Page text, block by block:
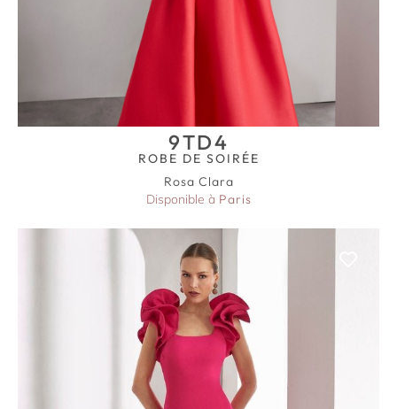
9TD4
ROBE DE SOIRÉE
Rosa Clara
Disponible à Paris